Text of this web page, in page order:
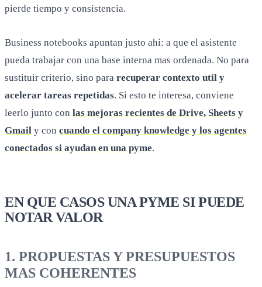
pierde tiempo y consistencia.
Business notebooks apuntan justo ahi: a que el asistente
pueda trabajar con una base interna mas ordenada. No para
sustituir criterio, sino para recuperar contexto util y
acelerar tareas repetidas. Si esto te interesa, conviene
leerlo junto con las mejoras recientes de Drive, Sheets y
Gmail y con cuando el company knowledge y los agentes
conectados si ayudan en una pyme.
EN QUE CASOS UNA PYME SI PUEDE
NOTAR VALOR
1. PROPUESTAS Y PRESUPUESTOS
MAS COHERENTES